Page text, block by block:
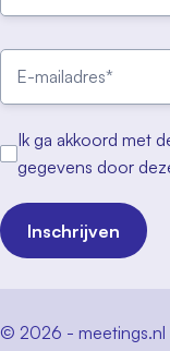
Ik ga akkoord met
gegevens door
Inschrijven
© 2026 - meetings.nl